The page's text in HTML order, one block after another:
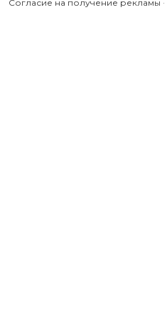
Согласие на получение рекламы ·